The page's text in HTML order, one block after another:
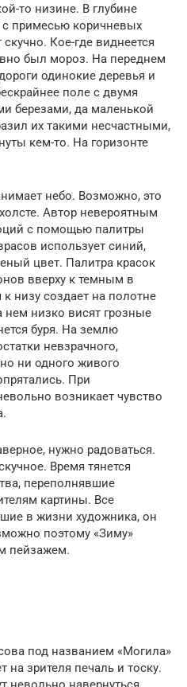
то низине. В глубине
примесью коричневых
Кое-где виднеется
был мороз. На переднем
одинокие деревья и
поле с двумя
березами, да маленькой
их такими несчастными,
кем-то. На горизонте
небо. Возможно, это
Автор невероятным
с помощью палитры
использует синий,
цвет. Палитра красок
вверху к темным в
низу создает на полотне
низко висят грозные
буря. На землю
невзрачного,
ни одного живого
При
возникает чувство
нужно радоваться.
Время тянется
переполнявшие
картины. Все
в жизни художника, он
поэтому «Зиму»
пейзажем.
под названием «Могила»
на зрителя печаль и тоску.